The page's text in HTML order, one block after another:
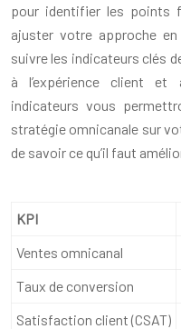
pour identifier les points
ajuster votre approche
suivre les indicateurs clés
à l’expérience client et
indicateurs vous
stratégie omnicanale sur
de savoir ce qu’il faut
KPI
Ventes omnicanal
Taux de conversion
Satisfaction client (CSAT)